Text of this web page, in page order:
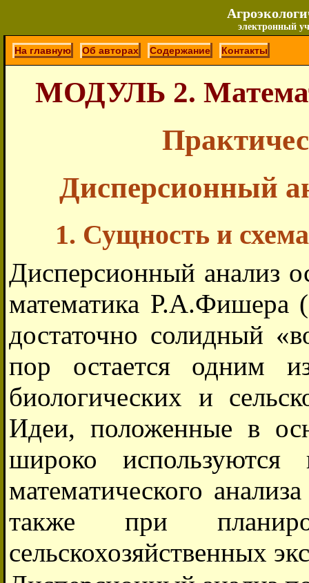
электронный
На главную Об авторах Содержание Контакты
МОДУЛЬ 2.
Дисперсионный
1. Сущность и
Дисперсионный анализ
математика Р.А.Фишера
достаточно солидный
пор остается одним
биологических и
Идеи, положенные в
широко
математического
также при
сельскохозяйственных